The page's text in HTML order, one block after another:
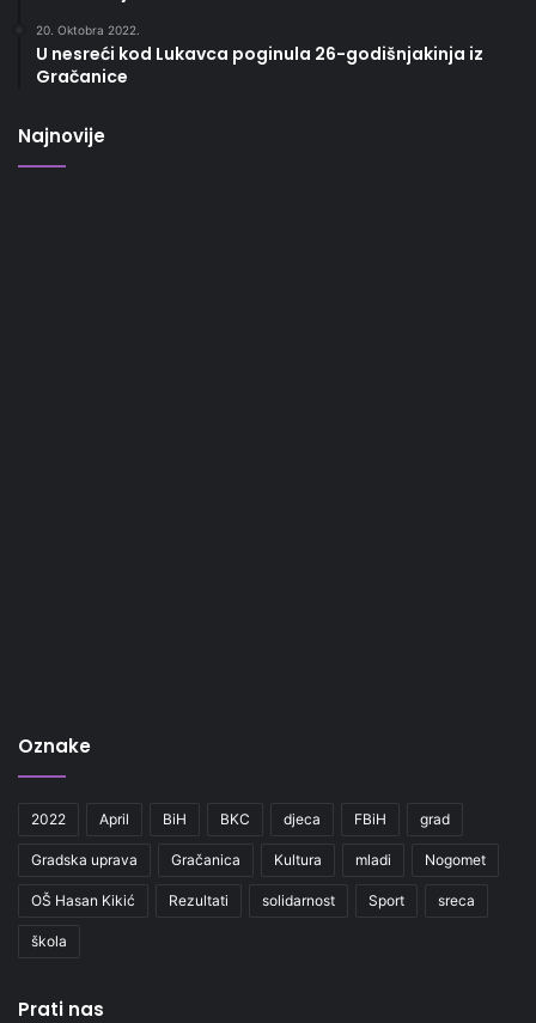
20. Oktobra 2022.
U nesreći kod Lukavca poginula 26-godišnjakinja iz
Gračanice
Najnovije
Oznake
2022 April BiH BKC djeca FBiH grad
Gradska uprava Gračanica Kultura mladi Nogomet
OŠ Hasan Kikić Rezultati solidarnost Sport sreca
škola
Prati nas